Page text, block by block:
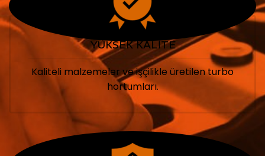
YÜKSEK KALİTE
Kaliteli malzemeler ve işçilikle üretilen turbo
hortumları.